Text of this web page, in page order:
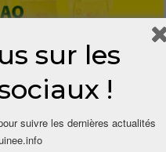
sur les
!
suivre les dernières actualités